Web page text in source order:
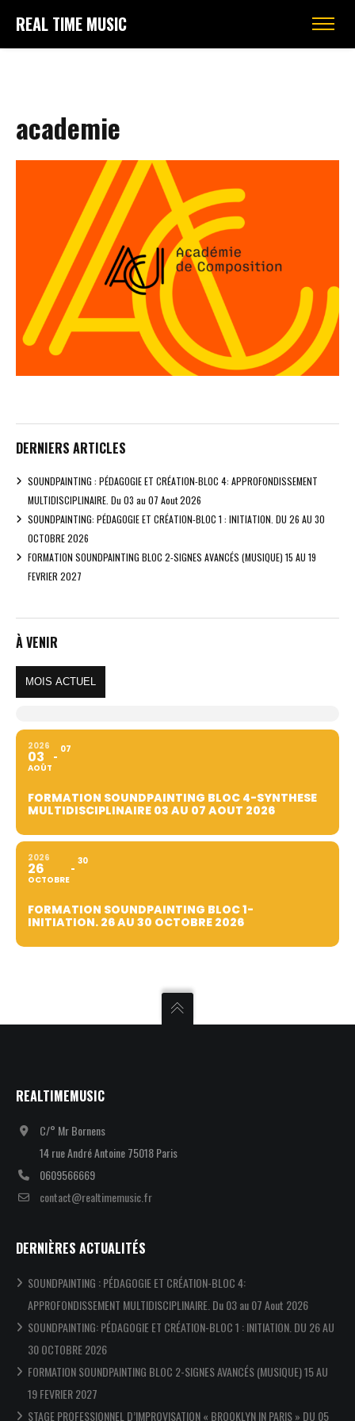
REAL TIME MUSIC
academie
DERNIERS ARTICLES
SOUNDPAINTING : PÉDAGOGIE ET CRÉATION-BLOC 4: APPROFONDISSEMENT
MULTIDISCIPLINAIRE. Du 03 au 07 Aout 2026
SOUNDPAINTING: PÉDAGOGIE ET CRÉATION-BLOC 1 : INITIATION. DU 26 AU 30
OCTOBRE 2026
FORMATION SOUNDPAINTING BLOC 2-SIGNES AVANCÉS (MUSIQUE) 15 AU 19
FEVRIER 2027
À VENIR
MOIS ACTUEL
2026
03
AOÛT
07
FORMATION SOUNDPAINTING BLOC 4-SYNTHESE
MULTIDISCIPLINAIRE 03 AU 07 AOUT 2026
2026
26
OCTOBRE
30
FORMATION SOUNDPAINTING BLOC 1-
INITIATION. 26 AU 30 OCTOBRE 2026
REALTIMEMUSIC
C/° Mr Bornens
14 rue André Antoine 75018 Paris
0609566669
contact@realtimemusic.fr
DERNIÈRES ACTUALITÉS
SOUNDPAINTING : PÉDAGOGIE ET CRÉATION-BLOC 4:
APPROFONDISSEMENT MULTIDISCIPLINAIRE. Du 03 au 07 Aout 2026
SOUNDPAINTING: PÉDAGOGIE ET CRÉATION-BLOC 1 : INITIATION. DU 26 AU
30 OCTOBRE 2026
FORMATION SOUNDPAINTING BLOC 2-SIGNES AVANCÉS (MUSIQUE) 15 AU
19 FEVRIER 2027
STAGE PROFESSIONNEL D’IMPROVISATION « BROOKLYN IN PARIS » DU 05